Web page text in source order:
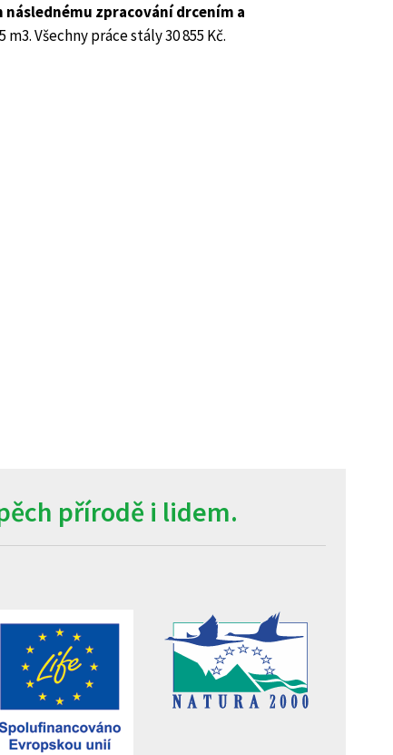
zpracování drcením a
Všechny práce stály 30 855 Kč.
přírodě i lidem.